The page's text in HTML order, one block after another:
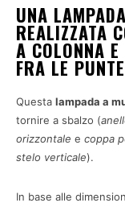
UNA
REALIZZATA
A COLONNA
FRA LE
Questa lampada a
tornire a sbalzo (
orizzontale e coppa
stelo verticale).
In base alle